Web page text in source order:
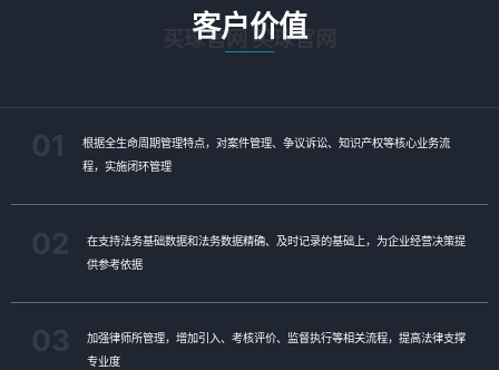
客户价值
买球官网 买球官网
根据全生命周期管理特点，对案件管理、争议诉讼、知识产权等核心业务流
程，实施闭环管理
在支持法务基础数据和法务数据精确、及时记录的基础上，为企业经营决策提
供参考依据
加强律师所管理，增加引入、考核评价、监督执行等相关流程，提高法律支撑
专业度